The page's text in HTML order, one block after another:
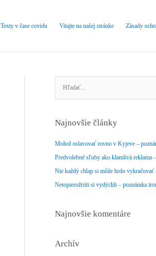
Texty v čase covidu Vitajte na našej stránke Zásady
ľ
d
a
ť
Najnovšie články
Mohol oslavovať rovno v Kyjeve –
Predvolebné sľuby ako klamlivá reklama
Nie každý chlap si môže hrdo vykračovať
Netopierožrúti si vydýchli – poznámka
Najnovšie komentáre
Archív